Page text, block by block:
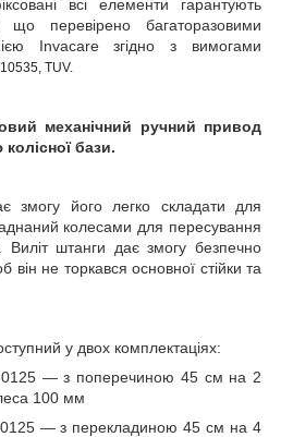
всі елементи гарантують
що перевірено багаторазовими
Invacare згідно з вимогами
TUV.
механічний ручний привод
бази.
змогу його легко складати для
колесами для пересування
Виліт штанги дає змогу безпечно
він не торкався основної стійки та
у двох комплектаціях:
0125 — з поперечиною 45 см на 2
100 мм
— з перекладиною 45 см на 4